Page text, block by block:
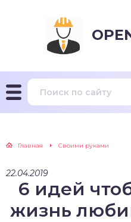
Главная Своими руками
22.04.2019
6 идей
жизнь